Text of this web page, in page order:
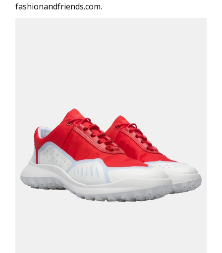
fashionandfriends.com.